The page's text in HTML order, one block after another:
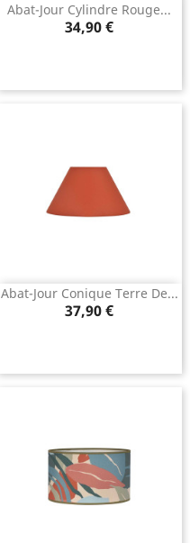
Abat-Jour Cylindre Rouge...
Prix
34,90 €
Abat-Jour Conique Terre De...
Prix
37,90 €